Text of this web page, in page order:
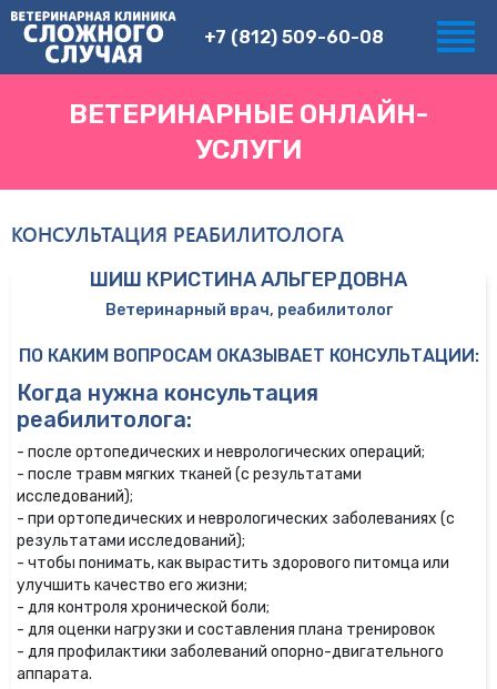
+7 (812) 509-60-08
ВЕТЕРИНАРНЫЕ ОНЛАЙН-
УСЛУГИ
КОНСУЛЬТАЦИЯ РЕАБИЛИТОЛОГА
ШИШ КРИСТИНА АЛЬГЕРДОВНА
Ветеринарный врач, реабилитолог
ПО КАКИМ ВОПРОСАМ ОКАЗЫВАЕТ КОНСУЛЬТАЦИИ:
Когда нужна консультация
реабилитолога:
- после ортопедических и неврологических операций;
- после травм мягких тканей (с результатами
исследований);
- при ортопедических и неврологических заболеваниях (с
результатами исследований);
- чтобы понимать, как вырастить здорового питомца или
улучшить качество его жизни;
- для контроля хронической боли;
- для оценки нагрузки и составления плана тренировок
- для профилактики заболеваний опорно-двигательного
аппарата.